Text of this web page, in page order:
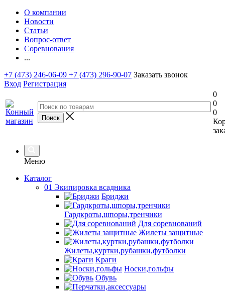
О компании
Новости
Статьи
Вопрос-ответ
Соревнования
...
+7 (473) 246-06-09 +7 (473) 296-90-07 Заказать звонок
Вход Регистрация
0
0
0
Меню
Каталог
01 Экипировка всадника
Бриджи
Гардкроты,шпоры,тренчики
Для соревнований
Жилеты защитные
Жилеты,куртки,рубашки,футболки
Краги
Носки,гольфы
Обувь